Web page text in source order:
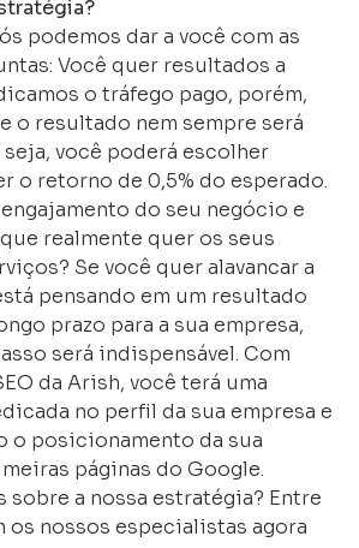
podemos dar a você com as
Você quer resultados a
o tráfego pago, porém,
o resultado nem sempre será
você poderá escolher
o retorno de 0,5% do esperado.
do seu negócio e
realmente quer os seus
Se você quer alavancar a
pensando em um resultado
prazo para a sua empresa,
será indispensável. Com
da Arish, você terá uma
no perfil da sua empresa e
o posicionamento da sua
páginas do Google.
sobre a nossa estratégia? Entre
os nossos especialistas agora